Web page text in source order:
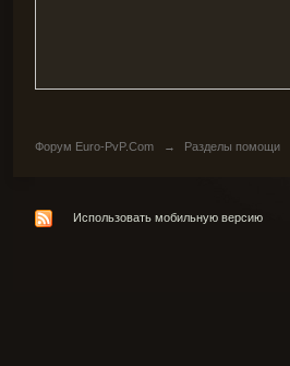
Форум Euro-PvP.Com → Разделы помощи
Использовать мобильную версию